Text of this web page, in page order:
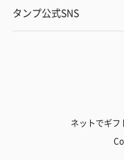
タンプ公式SNS
ネットでギフ